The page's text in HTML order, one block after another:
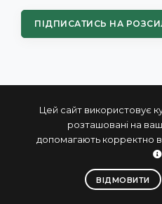
Цей сайт використовує
розташовані на
допомагають корректно
ВІДМОВИТИ
ПІДПИСАТИСЬ НА
© 2004 - 2026 ПРОКСИС™ -